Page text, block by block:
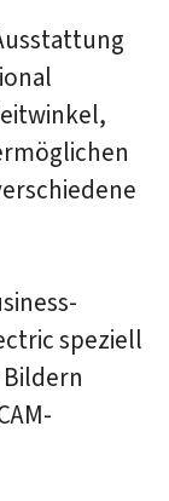
speziell